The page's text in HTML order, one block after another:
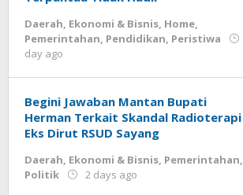
Daerah, Ekonomi & Bisnis, Home,
Pemerintahan, Pendidikan, Peristiwa
day ago
Lesmana
Begini Jawaban Mantan Bupati
Herman Terkait Skandal Radioterapi
Eks Dirut RSUD Sayang
Daerah, Ekonomi & Bisnis, Pemerintahan,
Politik
2 days ago